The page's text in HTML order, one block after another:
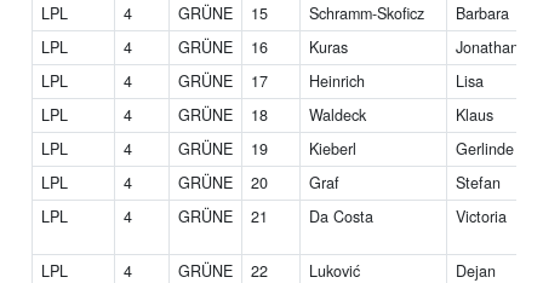
LPL 4 GRÜNE 15 Schramm-Skoficz
Barbara
LPL
4 GRÜNE 16 Kuras
Jonathan
LPL
4 GRÜNE 17 Heinrich
Lisa
LPL
4 GRÜNE 18 Waldeck
Klaus
LPL
4 GRÜNE 19 Kieberl
Gerlinde
LPL
4 GRÜNE 20 Graf
Stefan
LPL
4 GRÜNE 21 Da Costa Victoria
LPL 4 GRÜNE 22 Luković Dejan